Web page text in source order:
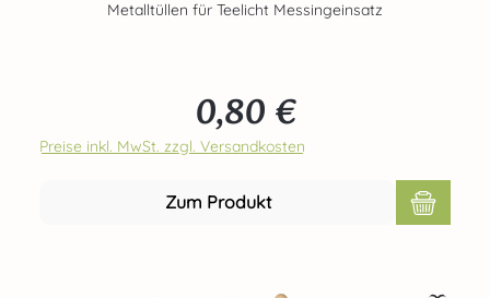
Metalltüllen für Teelicht Messingeinsatz
Regulärer Preis:
0,80 €
Preise inkl. MwSt. zzgl. Versandkosten
Zum Produkt